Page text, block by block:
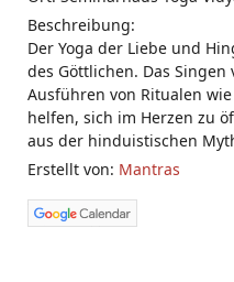
Beschreibung:
Der Yoga der Liebe und
des Göttlichen. Das
Ausführen von Ritualen
helfen, sich im Herzen zu
aus der hinduistischen
Erstellt von: Mantras